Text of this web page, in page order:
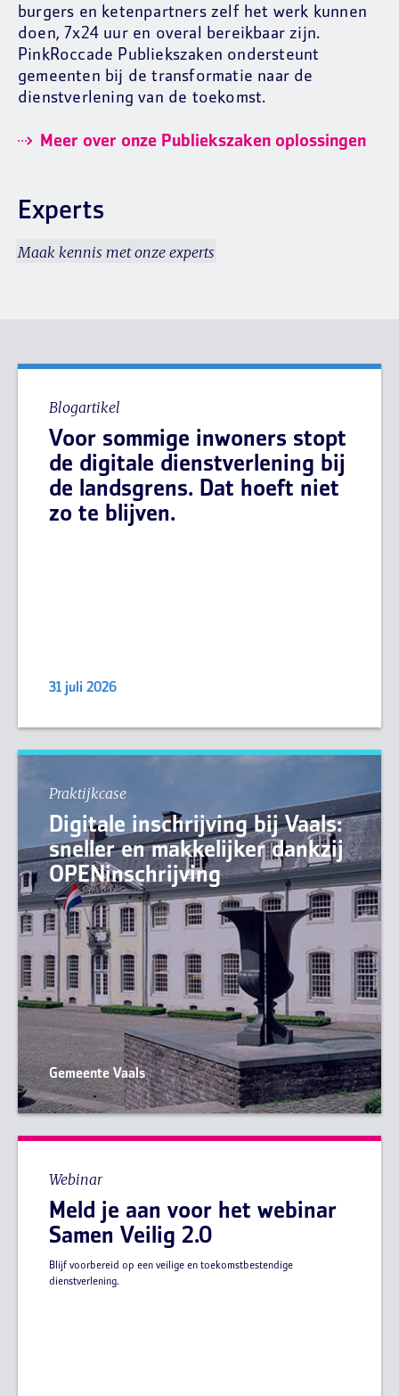
burgers en ketenpartners zelf het werk kunnen
doen, 7x24 uur en overal bereikbaar zijn.
PinkRoccade Publiekszaken ondersteunt
gemeenten bij de transformatie naar de
dienstverlening van de toekomst.
Meer over onze Publiekszaken oplossingen
Experts
Maak kennis met onze experts
Blogartikel
Voor sommige inwoners stopt
de digitale dienstverlening bij
de landsgrens. Dat hoeft niet
zo te blijven.
31 juli 2026
Praktijkcase
Digitale inschrijving bij Vaals:
sneller en makkelijker dankzij
OPENinschrijving
Gemeente Vaals
Webinar
Meld je aan voor het webinar
Samen Veilig 2.0
Blijf voorbereid op een veilige en toekomstbestendige
dienstverlening.